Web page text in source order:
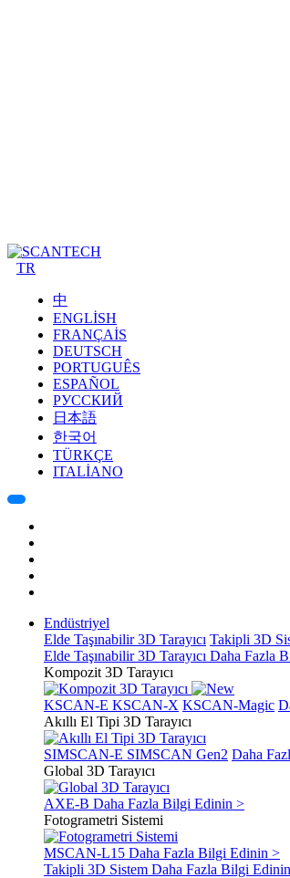
TR
中
ENGLISH
FRANÇAIS
DEUTSCH
PORTUGUÊS
ESPAÑOL
РУССКИЙ
日本語
한국어
TÜRKÇE
ITALIANO
Endüstriyel
Elde Taşınabilir 3D Tarayıcı Takipli 3D
Elde Taşınabilir 3D Tarayıcı Daha Fazla
Kompozit 3D Tarayıcı
KSCAN-E KSCAN-X KSCAN-Magic
Akıllı El Tipi 3D Tarayıcı
SIMSCAN-E SIMSCAN Gen2 Daha
Global 3D Tarayıcı
AXE-B Daha Fazla Bilgi Edinin >
Fotogrametri Sistemi
MSCAN-L15 Daha Fazla Bilgi Edinin >
Takipli 3D Sistem Daha Fazla Bilgi